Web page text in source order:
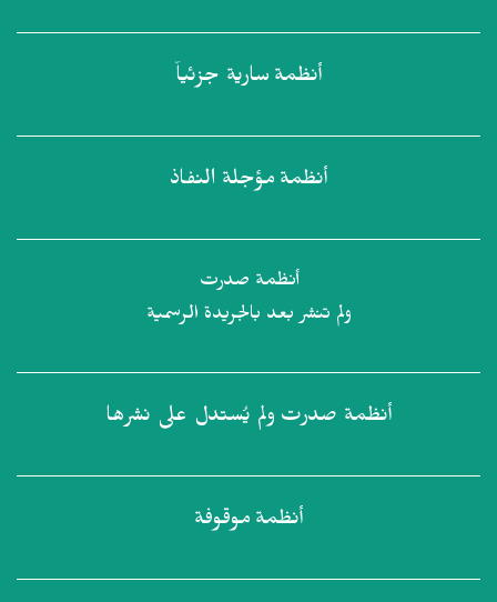
أنظمة سارية جزئياً
أنظمة مؤجلة النفاذ
أنظمة صدرت
ولم تنشر بعد بالجريدة الرسمية
أنظمة صدرت ولم يُستدل على نشرها
أنظمة موقوفة